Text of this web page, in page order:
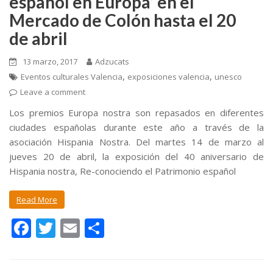
Mercado de Colón hasta el 20
de abril
13 marzo, 2017
Adzucats
Eventos culturales Valencia, exposiciones valencia, unesco
Leave a comment
Los premios Europa nostra son repasados en diferentes
ciudades españolas durante este año a través de la
asociación Hispania Nostra. Del martes 14 de marzo al
jueves 20 de abril, la exposición del 40 aniversario de
Hispania nostra, Re-conociendo el Patrimonio español
Read More
F T E